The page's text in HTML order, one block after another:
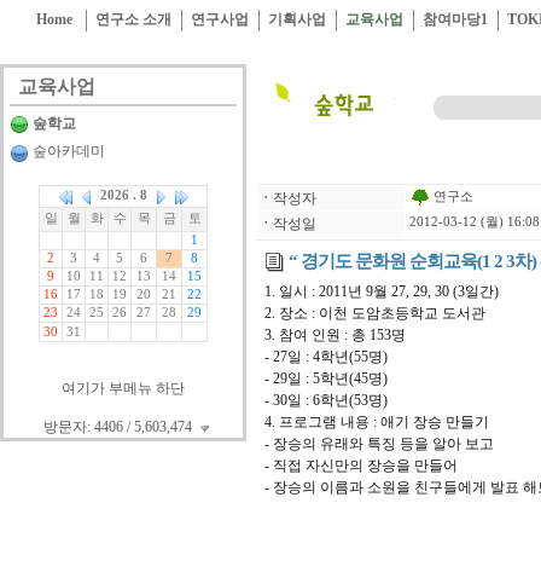
Home 연구소 소개 연구사업 기획사업 교육사업 참여마당1
교육사업
숲학교
숲아카데미
여기가 부메뉴 하단
방문자: 4406 / 5,603,474
ㆍ 작성자 연구소
ㆍ 작성일 2012-03-12 (월) 16:08
“ 경기도 문화원 순회교육(1 2 3차)
1. 일시 : 2011년 9월 27, 29, 30 (3일간)
2. 장소 : 이천 도암초등학교 도서관
3. 참여 인원 : 총 153명
- 27일 : 4학년(55명)
- 29일 : 5학년(45명)
- 30일 : 6학년(53명)
4. 프로그램 내용 : 애기 장승 만들기
- 장승의 유래와 특징 등을 알아 보고
- 직접 자신만의 장승을 만들어
- 장승의 이름과 소원을 친구들에게 발표 해